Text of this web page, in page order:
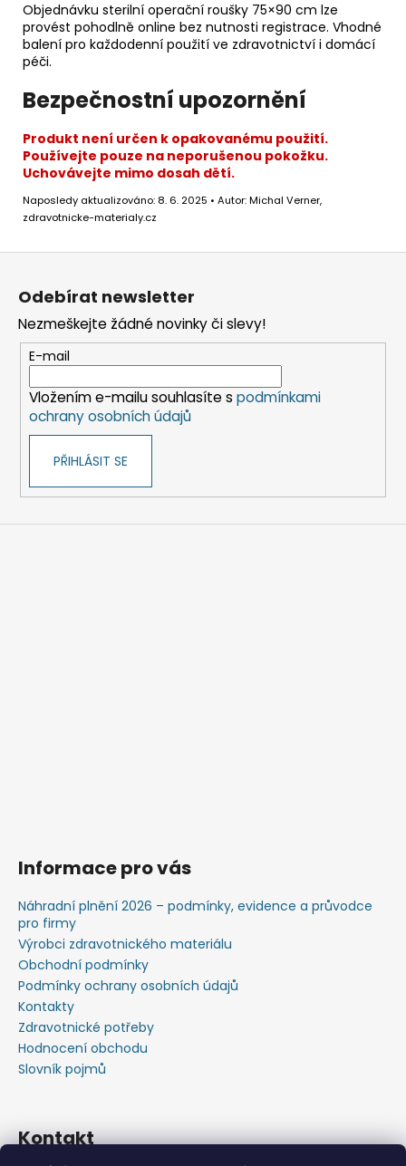
Objednávku sterilní operační roušky 75×90 cm lze
provést pohodlně online bez nutnosti registrace. Vhodné
balení pro každodenní použití ve zdravotnictví i domácí
péči.
Bezpečnostní upozornění
Produkt není určen k opakovanému použití.
Používejte pouze na neporušenou pokožku.
Uchovávejte mimo dosah dětí.
Naposledy aktualizováno: 8. 6. 2025 • Autor: Michal Verner,
zdravotnicke-materialy.cz
Z
Odebírat newsletter
Nezmeškejte žádné novinky či slevy!
E-mail
Vložením e-mailu souhlasíte s podmínkami
ochrany osobních údajů
PŘIHLÁSIT SE
Informace pro vás
Náhradní plnění 2026 – podmínky, evidence a průvodce
pro firmy
Výrobci zdravotnického materiálu
Obchodní podmínky
Podmínky ochrany osobních údajů
Kontakty
Zdravotnické potřeby
Hodnocení obchodu
Slovník pojmů
Kontakt